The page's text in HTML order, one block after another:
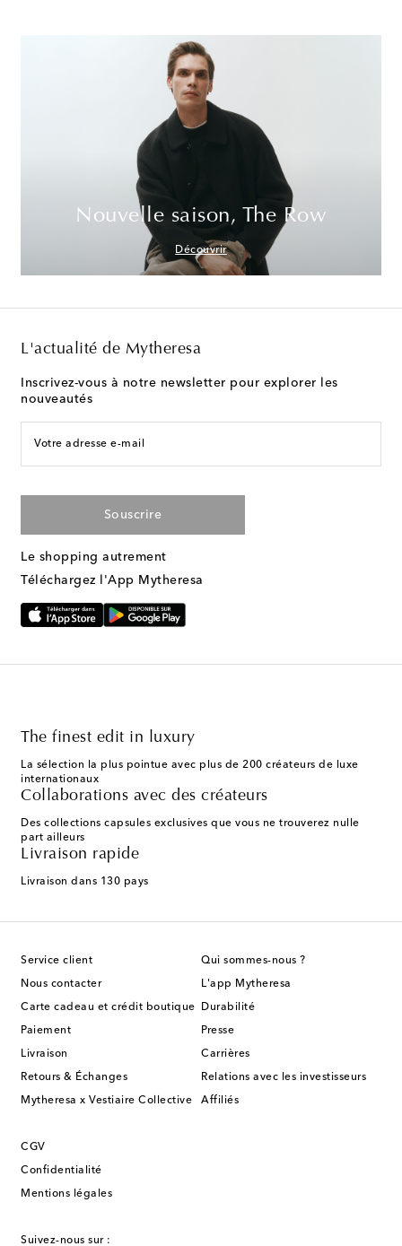
Nouvelle saison, The Row
Découvrir
L'actualité de Mytheresa
Inscrivez-vous à notre newsletter pour explorer les
nouveautés
Votre adresse e-mail
Souscrire
Le shopping autrement
Téléchargez l'App Mytheresa
The finest edit in luxury
La sélection la plus pointue avec plus de 200 créateurs de luxe
internationaux
Collaborations avec des créateurs
Des collections capsules exclusives que vous ne trouverez nulle
part ailleurs
Livraison rapide
Livraison dans 130 pays
Service client
Nous contacter
Carte cadeau et crédit boutique
Paiement
Livraison
Retours & Échanges
Mytheresa x Vestiaire Collective
Qui sommes-nous ?
L'app Mytheresa
Durabilité
Presse
Carrières
Relations avec les investisseurs
Affiliés
CGV
Confidentialité
Mentions légales
Suivez-nous sur :